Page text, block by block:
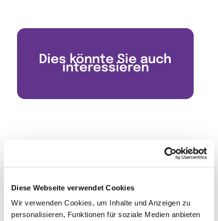
Diese Webseite verwendet Cookies
Wir verwenden Cookies, um Inhalte und Anzeigen zu
personalisieren, Funktionen für soziale Medien anbieten
Dies könnte Sie auch
interessieren